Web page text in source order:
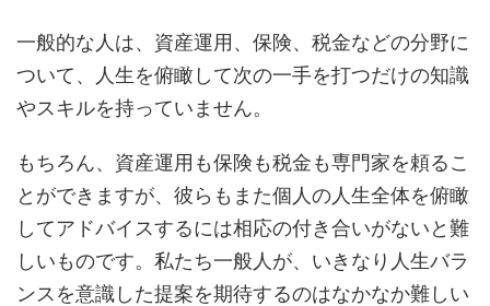
一般的な人は、資産運用、保険、税金などの分野に
ついて、人生を俯瞰して次の一手を打つだけの知識
やスキルを持っていません。
もちろん、資産運用も保険も税金も専門家を頼るこ
とができますが、彼らもまた個人の人生全体を俯瞰
してアドバイスするには相応の付き合いがないと難
しいものです。私たち一般人が、いきなり人生バラ
ンスを意識した提案を期待するのはなかなか難しい